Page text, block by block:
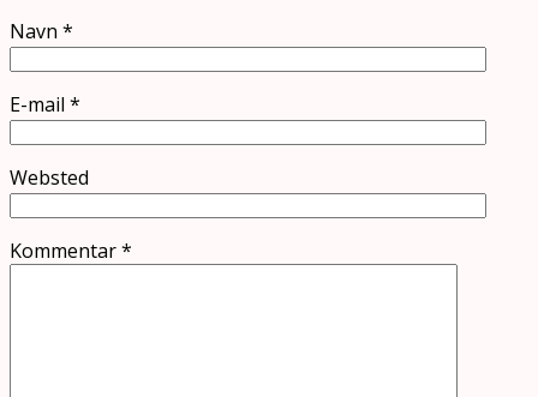
Navn *
E-mail *
Websted
Kommentar*